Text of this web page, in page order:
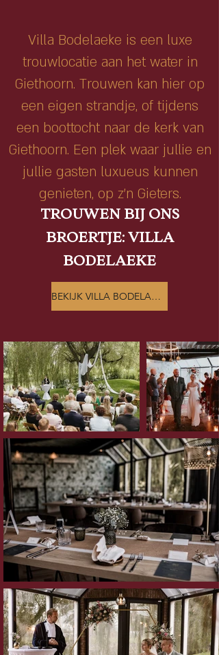
Villa Bodelaeke is een luxe
trouwlocatie aan het water in
Giethoorn. Trouwen kan hier op
een eigen strandje, of tijdens
een boottocht naar de kerk van
Giethoorn. Een plek waar jullie en
jullie gasten luxueus kunnen
genieten, op z’n Gieters.
TROUWEN BIJ ONS
BROERTJE: VILLA
BODELAEKE
BEKIJK VILLA BODELAEKE